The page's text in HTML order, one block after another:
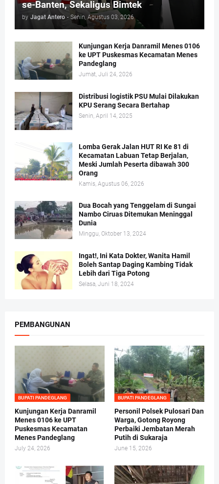
se-Banten, Sekaligus Bimtek
by Jagat Antero - Senin, Agustus 03, 2026
Kunjungan Kerja Danramil Menes 0106
ke UPT Puskesmas Kecamatan Menes
Pandeglang
Jumat, Juli 24, 2026
Distribusi logistik PSU Mulai Dilakukan
KPU Serang Secara Bertahap
Senin, April 14, 2025
Lomba Gerak Jalan HUT RI Ke 81 di
Kecamatan Labuan Tetap Berjalan,
Meski Jumlah Peserta dibawah 300
Orang
Kamis, Agustus 06, 2026
Dua Bocah yang Tenggelam di Sungai
Nambo Ciruas Ditemukan Meninggal
Dunia
Minggu, Oktober 13, 2024
Ingat!, Ini Kata Dokter, Wanita Hamil
Boleh Santap Daging Kambing Tidak
Lebih dari Tiga Potong
Selasa, Juni 18, 2024
PEMBANGUNAN
BUPATI PANDEGLANG
Kunjungan Kerja Danramil
Menes 0106 ke UPT
Puskesmas Kecamatan
Menes Pandeglang
July 24, 2026
BUPATI PANDEGLANG
Personil Polsek Pulosari Dan
Warga, Gotong Royong
Perbaiki Jembatan Merah
Putih di Sukaraja
June 15, 2026